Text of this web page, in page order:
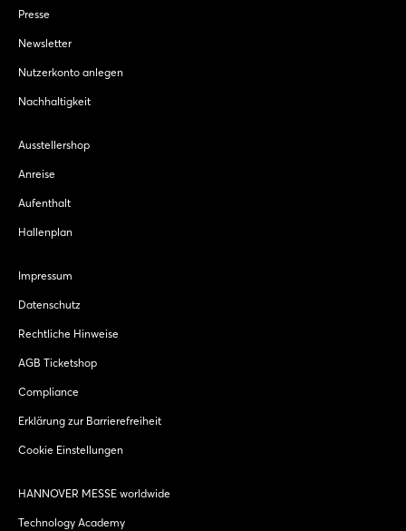
Presse
Newsletter
Nutzerkonto anlegen
Nachhaltigkeit
Ausstellershop
Anreise
Aufenthalt
Hallenplan
Impressum
Datenschutz
Rechtliche Hinweise
AGB Ticketshop
Compliance
Erklärung zur Barrierefreiheit
Cookie Einstellungen
HANNOVER MESSE worldwide
Technology Academy